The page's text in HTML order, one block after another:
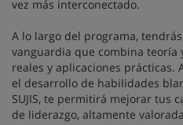
vez más interconectado.
A lo largo del programa,
vanguardia que combina teoría
reales y aplicaciones prácticas.
el desarrollo de habilidades
SUJIS, te permitirá mejorar tus
de liderazgo, altamente